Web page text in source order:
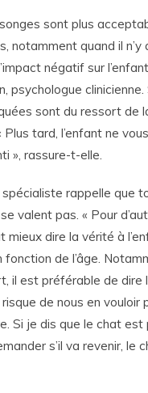
sont plus
notamment quand il n’y
négatif sur
psychologue clinicienne.
sont du ressort de
Plus tard, l’enfant ne
», rassure-t-elle.
spécialiste rappelle que
valent pas. « Pour
mieux dire la vérité à
fonction de l’âge.
il est préférable de dire
risque de nous en
Si je dis que le chat est
s’il va revenir, le